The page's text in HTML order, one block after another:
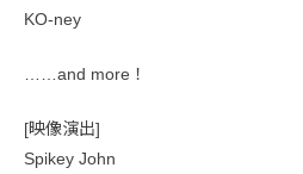
KO-ney
……and more！
[映像演出]
Spikey John